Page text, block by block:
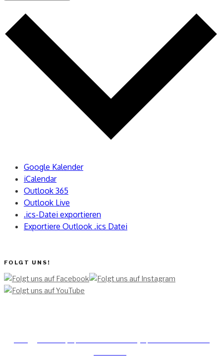
Google Kalender
iCalendar
Outlook 365
Outlook Live
.ics-Datei exportieren
Exportiere Outlook .ics Datei
FOLGT UNS!